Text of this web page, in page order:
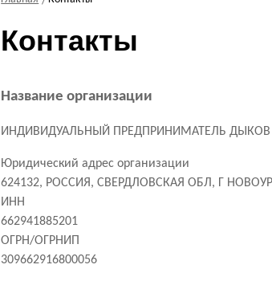
Контакты
Название организации
ИНДИВИДУАЛЬНЫЙ ПРЕДПРИНИМАТЕЛЬ ДЫКОВ
Юридический адрес организации
624132, РОССИЯ, СВЕРДЛОВСКАЯ ОБЛ, Г
ИНН
662941885201
ОГРН/ОГРНИП
309662916800056